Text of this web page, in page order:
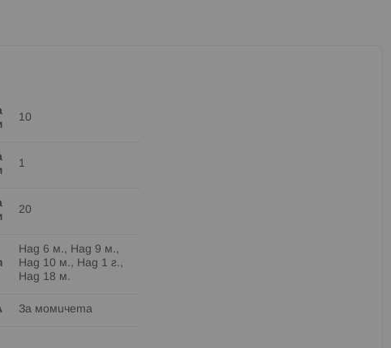
10
1
20
Над 6 м., Над 9 м.,
Над 10 м., Над 1 г.,
Над 18 м.
За момичета